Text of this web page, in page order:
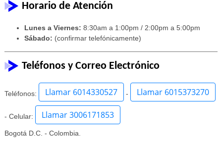
Horario de Atención
Lunes a Viernes: 8:30am a 1:00pm / 2:00pm a 5:00pm
Sábado: (confirmar telefónicamente)
Teléfonos y Correo Electrónico
Teléfonos: Llamar 6014330527 - Llamar 6015373270
- Celular: Llamar 3006171853
Bogotá D.C. - Colombia.